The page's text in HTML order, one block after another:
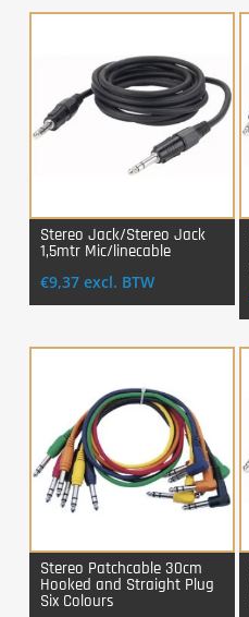
Login Voor Aankoop
Stereo Jack/Stereo Jack
1,5mtr Mic/linecable
€9,37 excl. BTW
Login Voor Aankoop
Stereo Patchcable 30cm
Hooked and Straight Plug
Six Colours